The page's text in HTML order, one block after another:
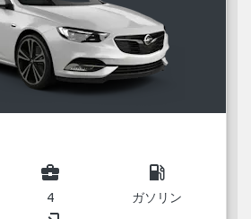
business_center
4
local_gas_station
ガソリン